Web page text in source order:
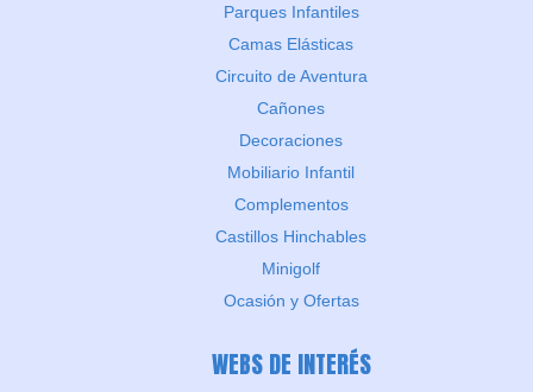
Parques Infantiles
Camas Elásticas
Circuito de Aventura
Cañones
Decoraciones
Mobiliario Infantil
Complementos
Castillos Hinchables
Minigolf
Ocasión y Ofertas
WEBS DE INTERÉS